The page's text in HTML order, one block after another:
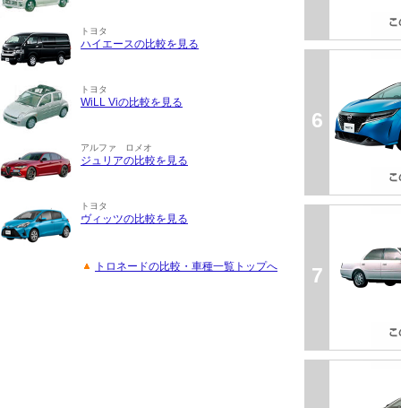
トヨタ
ハイエースの比較を見る
トヨタ
WiLL Viの比較を見る
アルファ ロメオ
ジュリアの比較を見る
トヨタ
ヴィッツの比較を見る
トロネードの比較・車種一覧トップへ
6
7